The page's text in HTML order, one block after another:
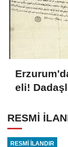
eli!
RESMİ
RESMİ İLANDIR